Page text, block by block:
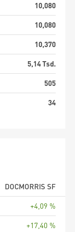
10,080
10,080
10,370
5,14 Tsd.
505
34
DOCMORRIS SF
+4,09 %
+17,40 %